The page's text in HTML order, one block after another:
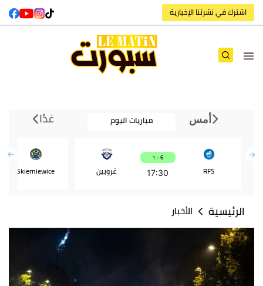
اشترك في نشرتنا الإخبارية
أمس مباريات اليوم غدًا
RFS
6 - 1
17:30 غروبين Skierniewice
الرئيسية الأخبار